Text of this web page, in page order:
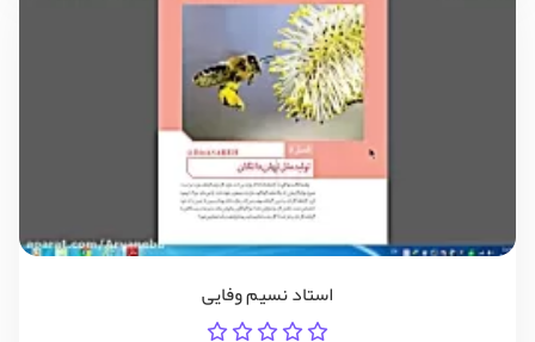
استاد نسیم وفایی